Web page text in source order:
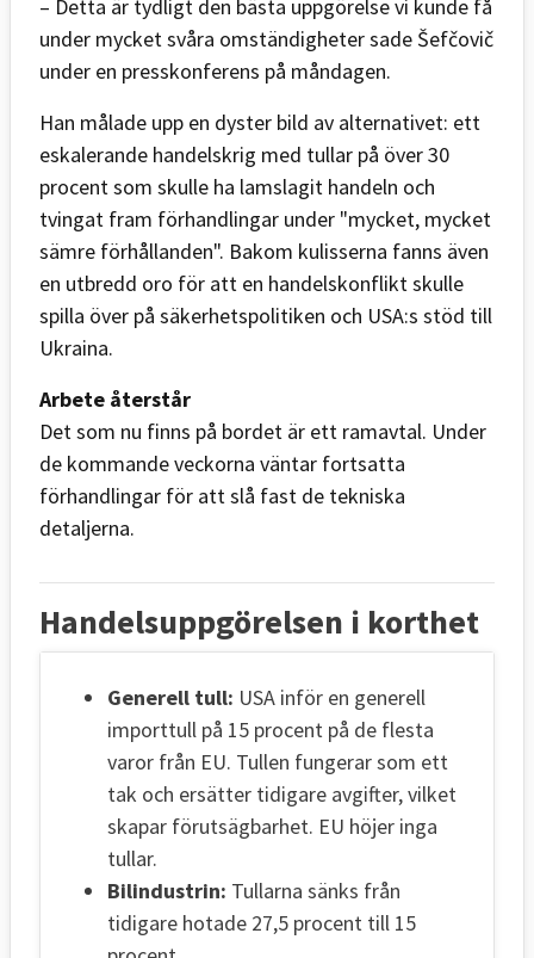
– Detta är tydligt den bästa uppgörelse vi kunde få
under mycket svåra omständigheter sade Šefčovič
under en presskonferens på måndagen.
Han målade upp en dyster bild av alternativet: ett
eskalerande handelskrig med tullar på över 30
procent som skulle ha lamslagit handeln och
tvingat fram förhandlingar under "mycket, mycket
sämre förhållanden". Bakom kulisserna fanns även
en utbredd oro för att en handelskonflikt skulle
spilla över på säkerhetspolitiken och USA:s stöd till
Ukraina.
Arbete återstår
Det som nu finns på bordet är ett ramavtal. Under
de kommande veckorna väntar fortsatta
förhandlingar för att slå fast de tekniska
detaljerna.
Handelsuppgörelsen i korthet
Generell tull: USA inför en generell
importtull på 15 procent på de flesta
varor från EU. Tullen fungerar som ett
tak och ersätter tidigare avgifter, vilket
skapar förutsägbarhet. EU höjer inga
tullar.
Bilindustrin: Tullarna sänks från
tidigare hotade 27,5 procent till 15